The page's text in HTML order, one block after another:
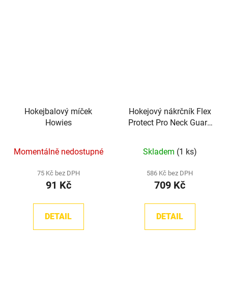
Hokejbalový míček
Howies
Momentálně nedostupné
75 Kč bez DPH
91 Kč
DETAIL
Hokejový nákrčník Flex
Protect Pro Neck Guard
Skladem (1 ks)
586 Kč bez DPH
709 Kč
DETAIL